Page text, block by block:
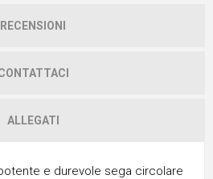
RECENSIONI
ALLEGATI
potente e durevole sega circolare